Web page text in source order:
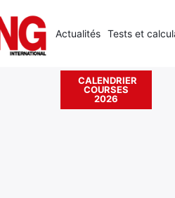
Actualités Tests et
CALENDRIER
COURSES
2026
Rechercher